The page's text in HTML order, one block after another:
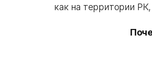
как на территории